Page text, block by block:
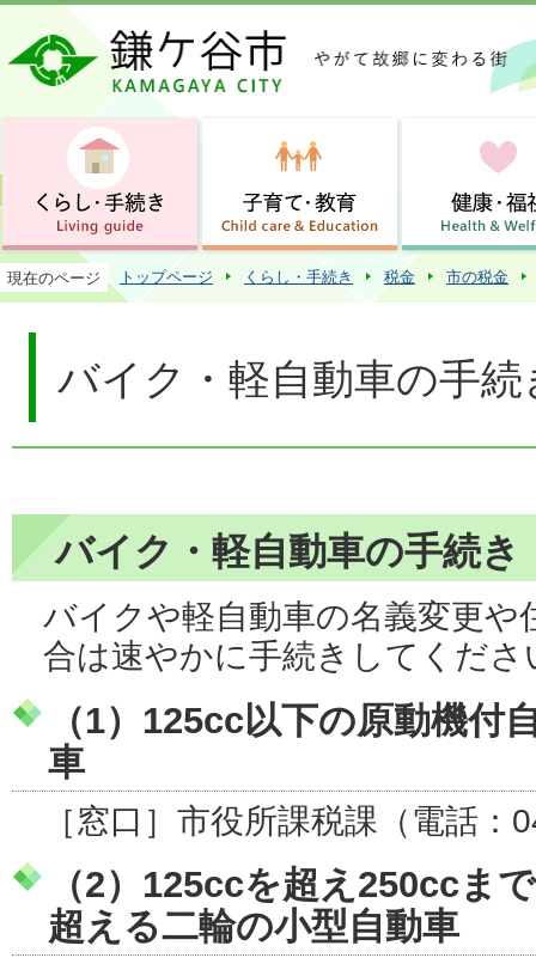
この
現在のページ トップページ くらし・手続き 税金 市の税金
バイク・軽自動車の手
バイク・軽自動車の手続き
バイクや軽自動車の名義変更や
合は速やかに手続きしてくださ
（1）125cc以下の原動機付
車
［窓口］市役所課税課（電話：
（2）125ccを超え250ccま
超える二輪の小型自動車